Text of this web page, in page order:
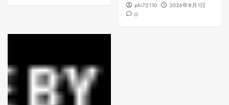
phi72110
2026年8月1日
0